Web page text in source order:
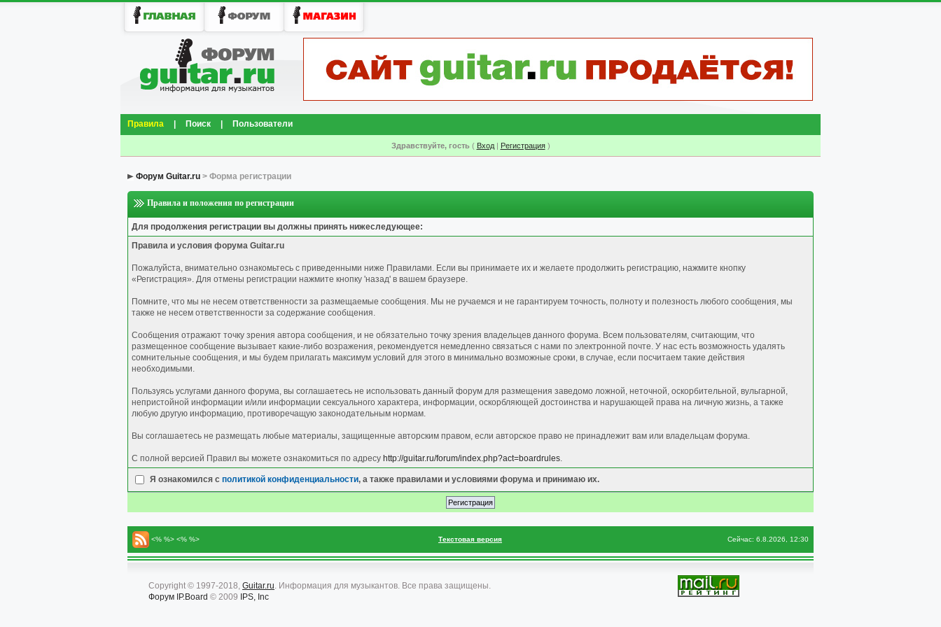
Правила Поиск Пользователи
Здравствуйте, гость( Вход| Регистрация)
Форум Guitar.ru > Форма регистрации
Правила и положения по регистрации
Для продолжения регистрации вы должны принять нижеследующее:
Правила и условия форума Guitar.ru
Пожалуйста, внимательно ознакомьтесь с приведенными ниже Правилами. Если вы принимаете их и желаете продолжить регистрацию, нажмите кнопку
«Регистрация». Для отмены регистрации нажмите кнопку 'назад' в вашем браузере.
Помните, что мы не несем ответственности за размещаемые сообщения. Мы не ручаемся и не гарантируем точность, полноту и полезность любого сообщения, мы
также не несем ответственности за содержание сообщения.
Сообщения отражают точку зрения автора сообщения, и не обязательно точку зрения владельцев данного форума. Всем пользователям, считающим, что
размещенное сообщение вызывает какие-либо возражения, рекомендуется немедленно связаться с нами по электронной почте. У нас есть возможность удалять
сомнительные сообщения, и мы будем прилагать максимум условий для этого в минимально возможные сроки, в случае, если посчитаем такие действия
необходимыми.
Пользуясь услугами данного форума, вы соглашаетесь не использовать данный форум для размещения заведомо ложной, неточной, оскорбительной, вульгарной,
непристойной информации и/или информации сексуального характера, информации, оскорбляющей достоинства и нарушающей права на личную жизнь, а также
любую другую информацию, противоречащую законодательным нормам.
Вы соглашаетесь не размещать любые материалы, защищенные авторским правом, если авторское право не принадлежит вам или владельцам форума.
С полной версией Правил вы можете ознакомиться по адресу http://guitar.ru/forum/index.php?act=boardrules.
Я ознакомился с политикой конфиденциальности, а также правилами и условиями форума и принимаю их.
<% %> <% %> Текстовая версия Сейчас: 6.8.2026, 12:30
Copyright © 1997-2018, Guitar.ru. Информация для музыкантов. Все права защищены.
Форум IP.Board © 2009 IPS, Inc